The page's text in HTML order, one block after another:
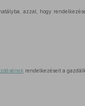
azzal, hogy
rendelkezéseit a